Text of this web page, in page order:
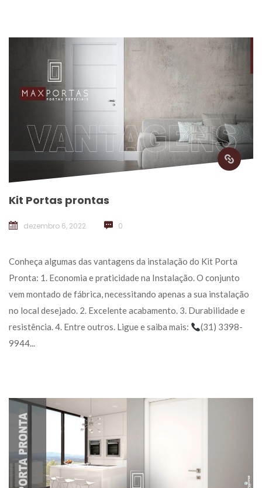
Kit Portas pronta
dezembro 6, 2022 0
Conheça algumas das vantagens da instalação do Kit Porta
Pronta: 1. Economia e praticidade na Instalação. O conjunto
vem montado de fábrica, necessitando apenas a sua instalação
no local desejado. 2. Excelente acabamento. 3. Durabilidade e
resistência. 4. Entre outros. Ligue e saiba mais:
(31) 3398-
9944...